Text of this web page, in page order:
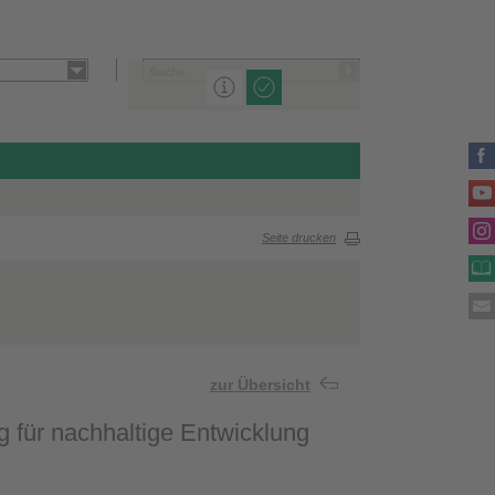
Seite drucken
zur Übersicht
für nachhaltige Entwicklung